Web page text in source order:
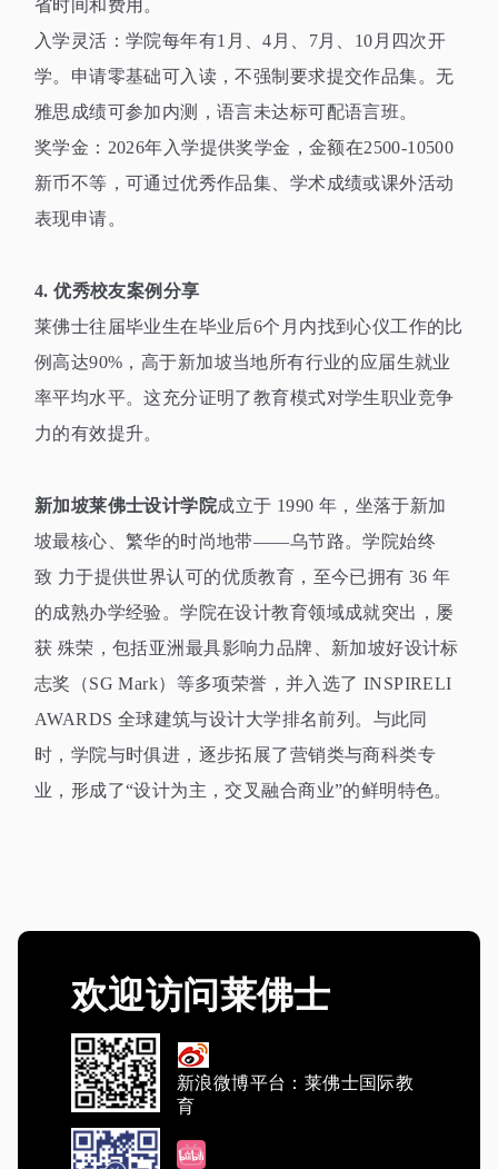
省时间和费用。
入学灵活：学院每年有1 月、4 月、 7月、 10 月四次开
学。申请零基础可入读，不强制要求提交作品集。无
雅思成绩可参加内测，语言未达标可配语言班。
奖学金： 2026年入学提供奖学金，金额在2500-10500
新币不等，可通过优秀作品集、学术成绩或课外活动
表现申请。
4.优秀校友案例分享
莱佛士往届毕业生在毕业后6个月内找到心仪工作的比
例高达90% ，高于新加坡当地所有行业的应届生就业
率平均水平。这充分证明了教育模式对学生职业竞争
力的有效提升。
新加坡莱佛士设计学院成立于 1990 年，坐落于新加
坡最核心、繁华的时尚地带——乌节路。学院始终
致 力于提供世界认可的优质教育，至今已拥有 36年
的成熟办学经验。学院在设计教育领域成就突出，屡
获 殊荣，包括亚洲最具影响力品牌、新加坡好设计标
志奖（SG Mark）等多项荣誉，并入选了 INSPIRELI
AWARDS 全球建筑与设计大学排名前列。与此同
时，学院与时俱进，逐步拓展了营销类与商科类专
业，形成了“设计为主，交叉融合商业”的鲜明特色。
欢迎访问莱佛士
新浪微博平台：莱佛士国际教
育